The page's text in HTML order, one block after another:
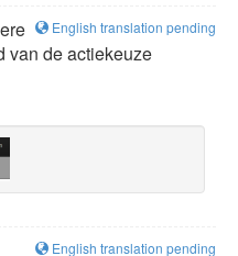
English translation pending
van de actiekeuze
English translation pending